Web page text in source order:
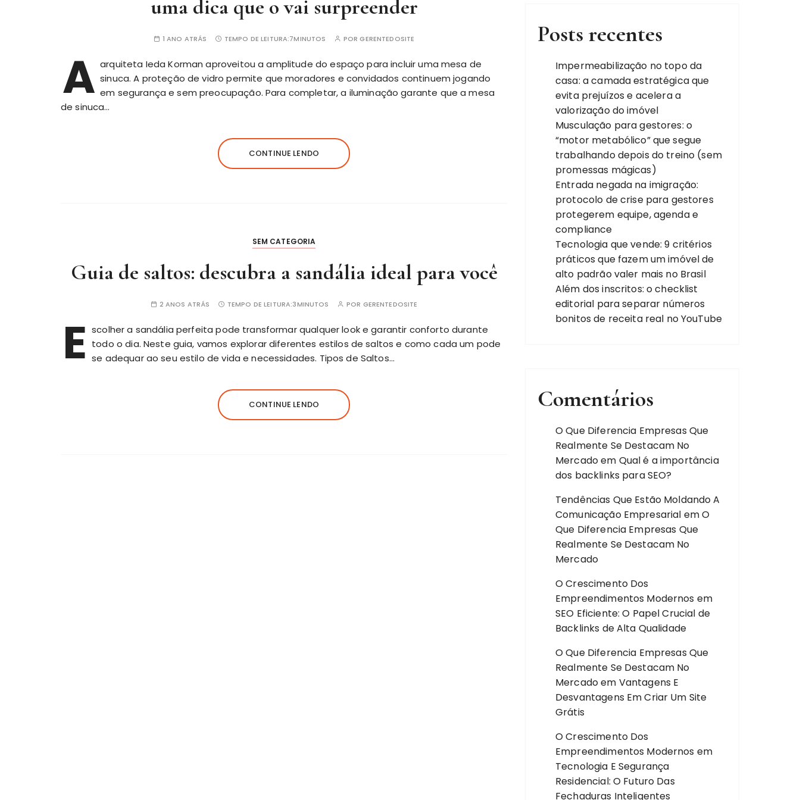
uma dica que o vai surpreender
1 ANO ATRÁS TEMPO DE LEITURA:7MINUTOS PORGERENTEDOSITE
A arquiteta Ieda Korman aproveitou a amplitude do espaço para incluir uma mesa de
sinuca. A proteção de vidro permite que moradores e convidados continuem jogando
em segurança e sem preocupação. Para completar, a iluminação garante que a mesa
de sinuca…
CONTINUE LENDO
SEM CATEGORIA
Guia de saltos: descubra a sandália ideal para você
2 ANOS ATRÁS TEMPO DE LEITURA:3MINUTOS POR GERENTEDOSITE
E scolher a sandália perfeita pode transformar qualquer look e garantir conforto durante
todo o dia. Neste guia, vamos explorar diferentes estilos de saltos e como cada um pode
se adequar ao seu estilo de vida e necessidades. Tipos de Saltos…
CONTINUE LENDO
Posts recentes
Impermeabilização no topo da
casa: a camada estratégica que
evita prejuízos e acelera a
valorização do imóvel
Musculação para gestores: o
“motor metabólico” que segue
trabalhando depois do treino (sem
promessas mágicas)
Entrada negada na imigração:
protocolo de crise para gestores
protegerem equipe, agenda e
compliance
Tecnologia que vende: 9 critérios
práticos que fazem um imóvel de
alto padrão valer mais no Brasil
Além dos inscritos: o checklist
editorial para separar números
bonitos de receita real no YouTube
Comentários
O Que Diferencia Empresas Que
Realmente Se Destacam No
Mercadoem Qual é a importância
dos backlinks para SEO?
Tendências Que Estão Moldando A
Comunicação Empresarial emO
Que Diferencia Empresas Que
Realmente Se Destacam No
Mercado
O Crescimento Dos
Empreendimentos Modernos em
SEO Eficiente: O Papel Crucial de
Backlinks de Alta Qualidade
O Que Diferencia Empresas Que
Realmente Se Destacam No
Mercadoem Vantagens E
Desvantagens Em Criar Um Site
Grátis
O Crescimento Dos
Empreendimentos Modernos em
Tecnologia E Segurança
Residencial: O Futuro Das
Fechaduras Inteligentes